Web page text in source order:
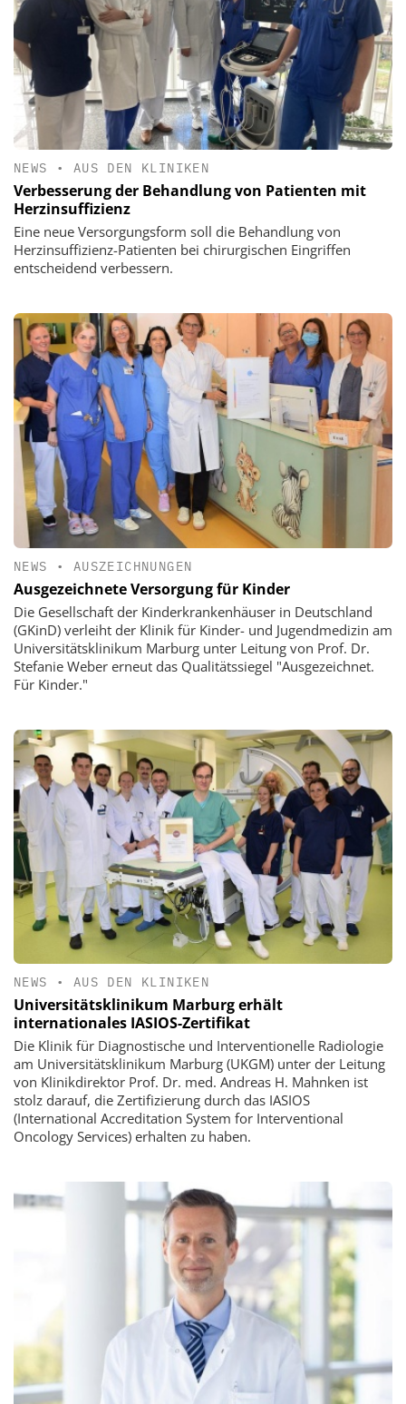
NEWS • AUS DEN KLINIKEN
Verbesserung der Behandlung von Patienten mit
Herzinsuffizienz
Eine neue Versorgungsform soll die Behandlung von
Herzinsuffizienz-Patienten bei chirurgischen Eingriffen
entscheidend verbessern.
NEWS • AUSZEICHNUNGEN
Ausgezeichnete Versorgung für Kinder
Die Gesellschaft der Kinderkrankenhäuser in Deutschland
(GKinD) verleiht der Klinik für Kinder- und Jugendmedizin am
Universitätsklinikum Marburg unter Leitung von Prof. Dr.
Stefanie Weber erneut das Qualitätssiegel "Ausgezeichnet.
Für Kinder."
NEWS • AUS DEN KLINIKEN
Universitätsklinikum Marburg erhält
internationales IASIOS-Zertifikat
Die Klinik für Diagnostische und Interventionelle Radiologie
am Universitätsklinikum Marburg (UKGM) unter der Leitung
von Klinikdirektor Prof. Dr. med. Andreas H. Mahnken ist
stolz darauf, die Zertifizierung durch das IASIOS
(International Accreditation System for Interventional
Oncology Services) erhalten zu haben.